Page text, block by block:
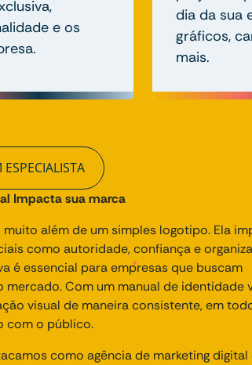
e os
dia da sua
gráficos,
mais.
Impacta sua marca
além de um simples logotipo. Ela
como autoridade, confiança e
é essencial para empresas que buscam
Com um manual de identidade
visual de maneira consistente, em
com o público.
como agência de marketing digital